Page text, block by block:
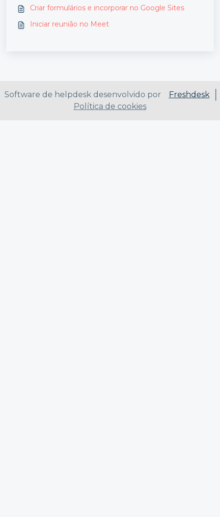
Criar formulários e incorporar no Google Sites
Iniciar reunião no Meet
Software de helpdesk desenvolvido por
Freshdesk
Política de cookies